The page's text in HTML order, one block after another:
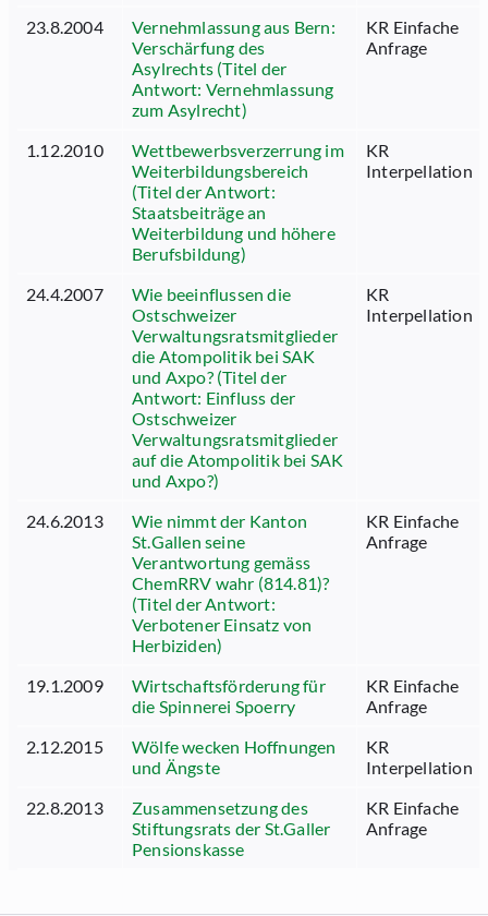
23.8.2004
Vernehmlassung aus Bern:
Verschärfung des
Asylrechts (Titel der
Antwort: Vernehmlassung
zum Asylrecht)
KR Einfache
Anfrage
1.12.2010
Wettbewerbsverzerrung im
Weiterbildungsbereich
(Titel der Antwort:
Staatsbeiträge an
Weiterbildung und höhere
Berufsbildung)
KR
Interpellation
24.4.2007
Wie beeinflussen die
Ostschweizer
Verwaltungsratsmitglieder
die Atompolitik bei SAK
und Axpo? (Titel der
Antwort: Einfluss der
Ostschweizer
Verwaltungsratsmitglieder
auf die Atompolitik bei SAK
und Axpo?)
KR
Interpellation
24.6.2013
Wie nimmt der Kanton
St.Gallen seine
Verantwortung gemäss
ChemRRV wahr (814.81)?
(Titel der Antwort:
Verbotener Einsatz von
Herbiziden)
KR Einfache
Anfrage
19.1.2009
Wirtschaftsförderung für
die Spinnerei Spoerry
KR Einfache
Anfrage
2.12.2015
Wölfe wecken Hoffnungen
und Ängste
KR
Interpellation
22.8.2013
Zusammensetzung des
Stiftungsrats der St.Galler
Pensionskasse
KR Einfache
Anfrage